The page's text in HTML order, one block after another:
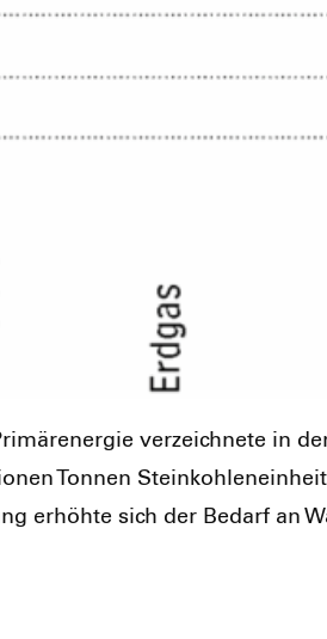
ver­zeich­ne­te in
Ton­nen
erhöh­te sich der Bedarf an